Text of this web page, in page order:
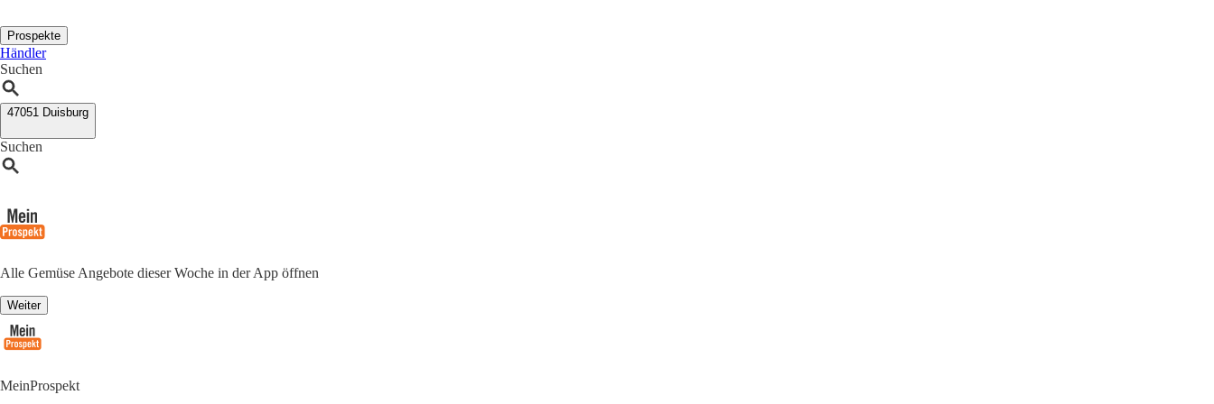
Prospekte
Händler
Suchen
47051 Duisburg
Suchen
Alle Gemüse Angebote dieser Woche in der App öffnen
Weiter
MeinProspekt